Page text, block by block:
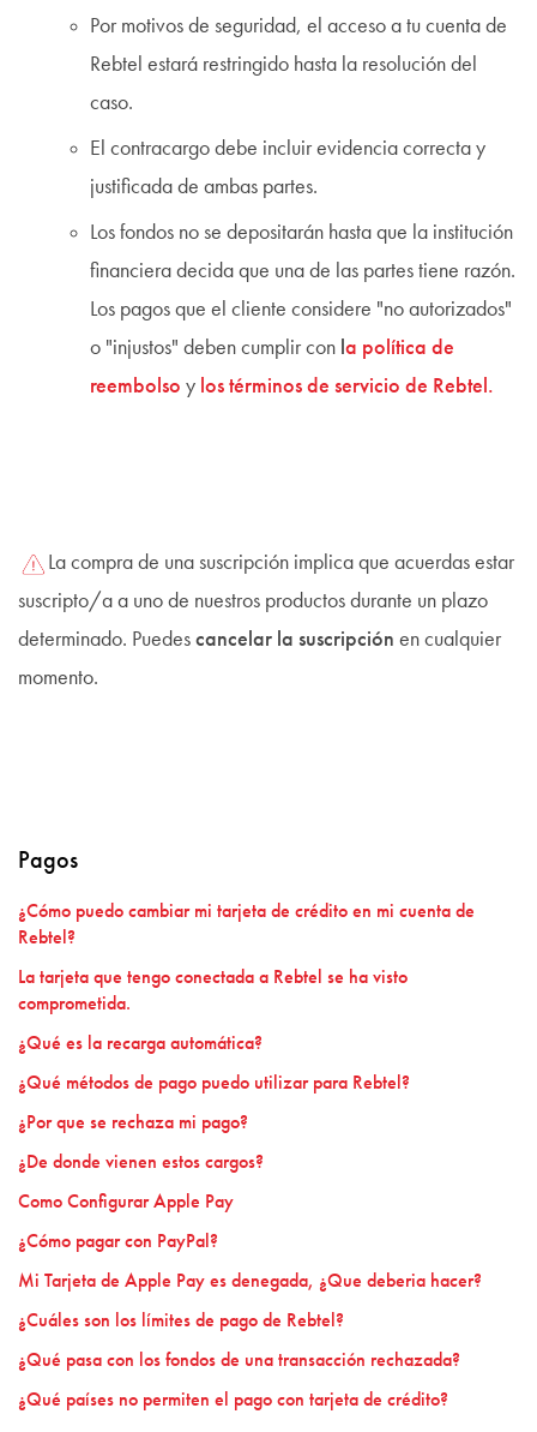
Por motivos de seguridad, el acceso a tu cuenta de
Rebtel estará restringido hasta la resolución del
caso.
El contracargo debe incluir evidencia correcta y
justificada de ambas partes.
Los fondos no se depositarán hasta que la institución
financiera decida que una de las partes tiene razón.
Los pagos que el cliente considere "no autorizados"
o "injustos" deben cumplir con a política de
reembolso y los términos de servicio de Rebtel.
La compra de una suscripción implica que acuerdas estar
suscripto/a a uno de nuestros productos durante un plazo
determinado. Puedes cancelar la suscripción en cualquier
momento.
Pagos
¿Cómo puedo cambiar mi tarjeta de crédito en mi cuenta de
Rebtel?
La tarjeta que tengo conectada a Rebtel se ha visto
comprometida.
¿Qué es la recarga automática?
¿Qué métodos de pago puedo utilizar para Rebtel?
¿Por que se rechaza mi pago?
¿De donde vienen estos cargos?
Como Configurar Apple Pay
¿Cómo pagar con PayPal?
Mi Tarjeta de Apple Pay es denegada, ¿Que deberia hacer?
¿Cuáles son los límites de pago de Rebtel?
¿Qué pasa con los fondos de una transacción rechazada?
¿Qué países no permiten el pago con tarjeta de crédito?